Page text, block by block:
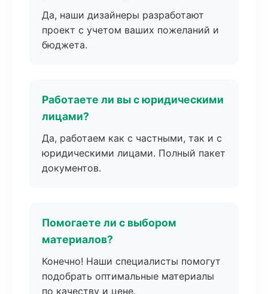
Да, наши дизайнеры разработают
проект с учетом ваших пожеланий и
бюджета.
Работаете ли вы с юридическими
лицами?
Да, работаем как с частными, так и с
юридическими лицами. Полный пакет
документов.
Помогаете ли с выбором
материалов?
Конечно! Наши специалисты помогут
подобрать оптимальные материалы
по качеству и цене.